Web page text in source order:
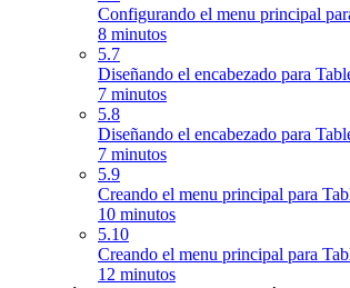
Configurando el menu principal
8 minutos
5.7
Diseñando el encabezado para
7 minutos
5.8
Diseñando el encabezado para
7 minutos
5.9
Creando el menu principal para
10 minutos
5.10
Creando el menu principal para
12 minutos